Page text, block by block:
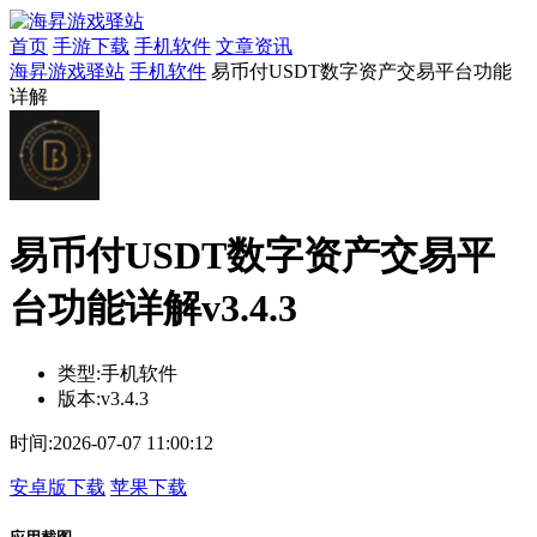
首页 手游下载 手机软件 文章资讯
海昇游戏驿站 手机软件 易币付USDT数字资产交易平台功能
详解
易币付USDT数字资产交易平
台功能详解v3.4.3
类型:手机软件
版本:v3.4.3
时间:2026-07-07 11:00:12
安卓版下载 苹果下载